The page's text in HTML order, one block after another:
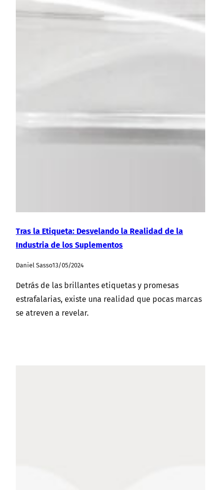
Tras la Etiqueta: Desvelando la Realidad de la
Industria de los Suplementos
Daniel Sasso13/05/2024
Detrás de las brillantes etiquetas y promesas
estrafalarias, existe una realidad que pocas marcas
se atreven a revelar.